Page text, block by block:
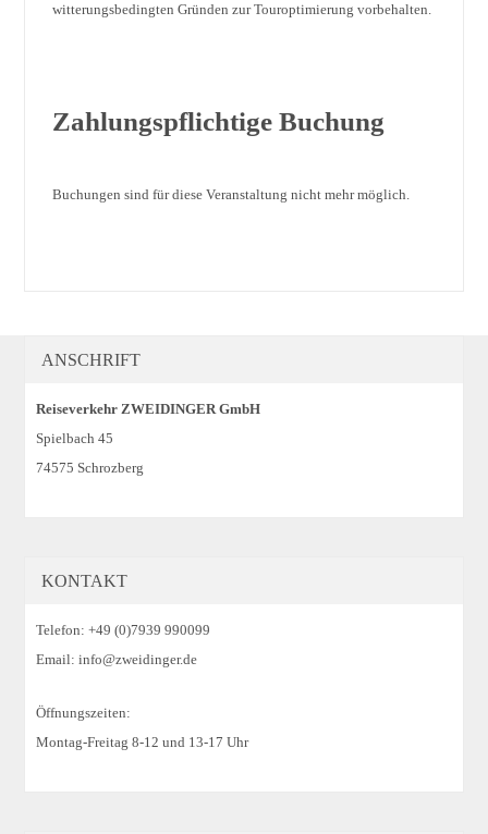
witterungsbedingten Gründen zur Touroptimierung vorbehalten.
Zahlungspflichtige Buchung
Buchungen sind für diese Veranstaltung nicht mehr möglich.
ANSCHRIFT
Reiseverkehr ZWEIDINGER GmbH
Spielbach 45
74575 Schrozberg
KONTAKT
Telefon: +49 (0)7939 990099
Email: info@zweidinger.de
Öffnungszeiten:
Montag-Freitag 8-12 und 13-17 Uhr